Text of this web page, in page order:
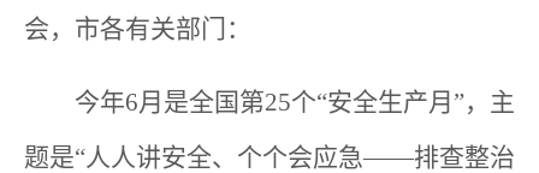
会，市各有关部门：
今年6月是全国第25个“安全生产月”，主
题是“人人讲安全、个个会应急——排查整治